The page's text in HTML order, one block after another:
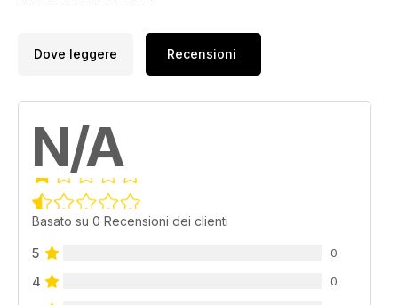
Dove leggere Recensioni
N/A
Basato su 0 Recensioni dei clienti
5 0
4 0